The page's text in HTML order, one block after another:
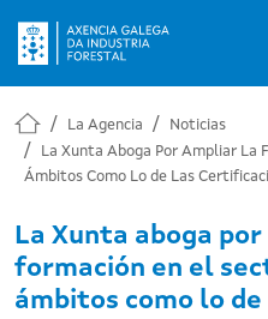
La Agencia
Noticias
La Xunta Aboga Por Ampliar La
Ámbitos Como Lo de Las
La Xunta aboga
formación en el
ámbitos como lo